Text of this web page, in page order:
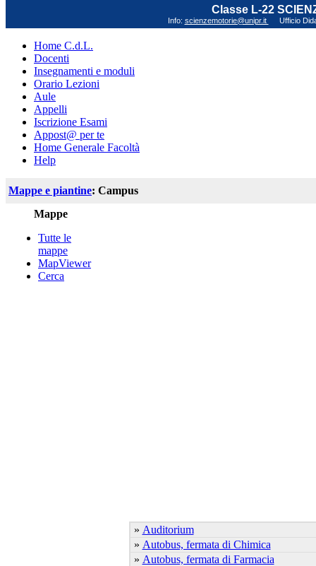
Classe L-22
Info: scienzemotorie@unipr.it Ufficio
Home C.d.L.
Docenti
Insegnamenti e moduli
Orario Lezioni
Aule
Appelli
Iscrizione Esami
Appost@ per te
Home Generale Facoltà
Help
Mappe e piantine: Campus
Mappe
Tutte le
mappe
MapViewer
Cerca
» Auditorium
» Autobus, fermata di Chimica
» Autobus, fermata di Farmacia